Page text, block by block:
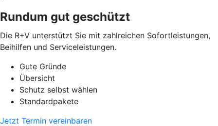
Rundum gut geschützt
Die R+V unterstützt Sie mit zahlreichen Sofortleistungen,
Beihilfen und Serviceleistungen.
Gute Gründe
Übersicht
Schutz selbst wählen
Standardpakete
Jetzt Termin vereinbaren